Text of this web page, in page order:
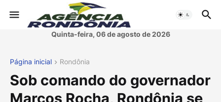
Quinta-feira, 06 de agosto de 2026
Página inicial Rondônia
Sob comando do governador
Marcos Rocha, Rondônia se